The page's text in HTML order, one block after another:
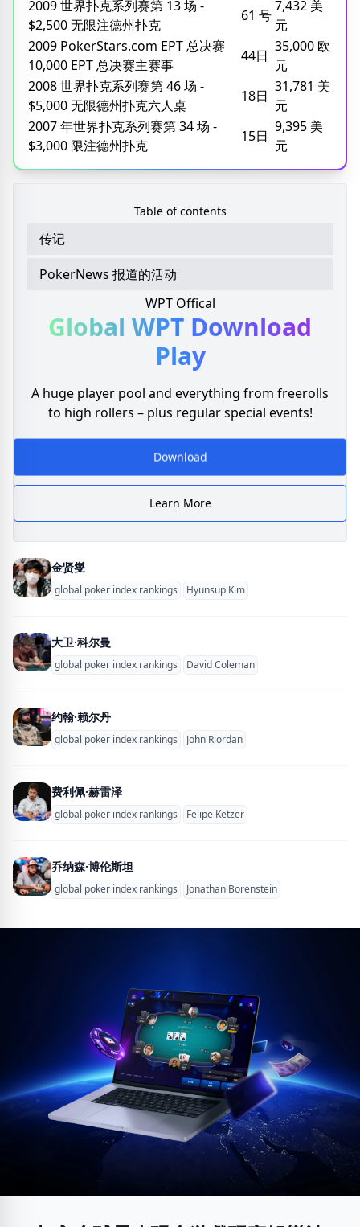
2009 世界扑克系列赛第 13 场 -
$2,500 无限注德州扑克
61 号
7,432 美
元
2009 PokerStars.com EPT 总决赛
10,000 EPT 总决赛主赛事
44日
35,000 欧
元
2008 世界扑克系列赛第 46 场 -
$5,000 无限德州扑克六人桌
18日
31,781 美
元
2007 年世界扑克系列赛第 34 场 -
$3,000 限注德州扑克
15日
9,395 美
元
Table of contents
传记
PokerNews 报道的活动
WPT Offical
Global WPT Download
Play
A huge player pool and everything from freerolls
to high rollers – plus regular special events!
Download
Learn More
金贤燮
global poker index rankings Hyunsup Kim
大卫·科尔曼
global poker index rankings David Coleman
约翰·赖尔丹
global poker index rankings John Riordan
费利佩·赫雷泽
global poker index rankings Felipe Ketzer
乔纳森·博伦斯坦
global poker index rankings Jonathan Borenstein